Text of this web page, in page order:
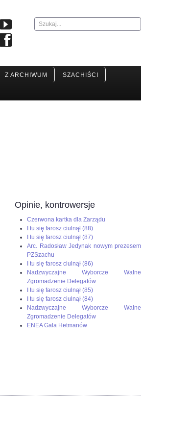
Szukaj...
Z ARCHIWUM SZACHIŚCI
Opinie, kontrowersje
Czerwona kartka dla Zarządu
I tu się farosz ciulnął (88)
I tu się farosz ciulnął (87)
Arc. Radosław Jedynak nowym prezesem
PZSzachu
I tu się farosz ciulnął (86)
Nadzwyczajne Wyborcze Walne
Zgromadzenie Delegatów
I tu się farosz ciulnął (85)
I tu się farosz ciulnął (84)
Nadzwyczajne Wyborcze Walne
Zgromadzenie Delegatów
ENEA Gala Hetmanów